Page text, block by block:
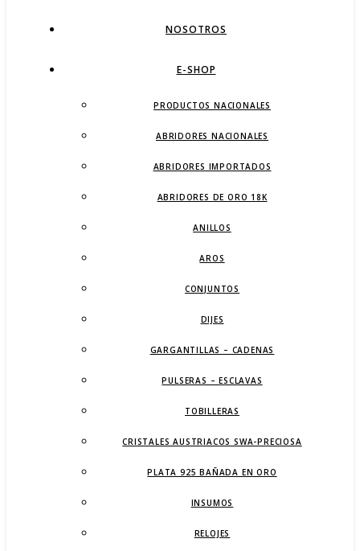
NOSOTROS
E-SHOP
PRODUCTOS NACIONALES
ABRIDORES NACIONALES
ABRIDORES IMPORTADOS
ABRIDORES DE ORO 18K
ANILLOS
AROS
CONJUNTOS
DIJES
GARGANTILLAS – CADENAS
PULSERAS – ESCLAVAS
TOBILLERAS
CRISTALES AUSTRIACOS SWA-PRECIOSA
PLATA 925 BAÑADA EN ORO
INSUMOS
RELOJES